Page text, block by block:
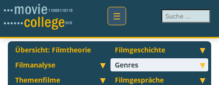
Suchen ...
Übersicht: Filmtheorie
Filmgeschichte
Filmanalyse
Genres
Themenfilme
Filmgespräche